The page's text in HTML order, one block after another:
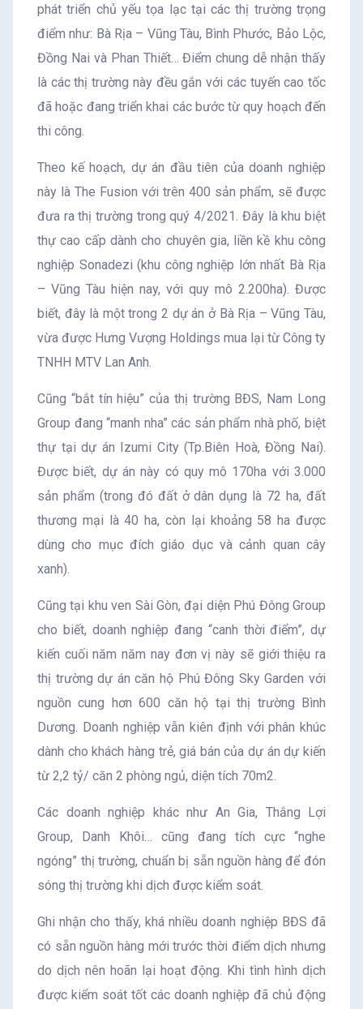
phát triển chủ yếu tọa lạc tại các thị trường trọng
điểm như: Bà Rịa – Vũng Tàu, Bình Phước, Bảo Lộc,
Đồng Nai và Phan Thiết… Điểm chung dễ nhận thấy
là các thị trường này đều gắn với các tuyến cao tốc
đã hoặc đang triển khai các bước từ quy hoạch đến
thi công.
Theo kế hoạch, dự án đầu tiên của doanh nghiệp
này là The Fusion với trên 400 sản phẩm, sẽ được
đưa ra thị trường trong quý 4/2021. Đây là khu biệt
thự cao cấp dành cho chuyên gia, liền kề khu công
nghiệp Sonadezi (khu công nghiệp lớn nhất Bà Rịa
– Vũng Tàu hiện nay, với quy mô 2.200ha). Được
biết, đây là một trong 2 dự án ở Bà Rịa – Vũng Tàu,
vừa được Hưng Vượng Holdings mua lại từ Công ty
TNHH MTV Lan Anh.
Cũng “bắt tín hiệu” của thị trường BĐS, Nam Long
Group đang “manh nha” các sản phẩm nhà phố, biệt
thự tại dự án Izumi City (Tp.Biên Hoà, Đồng Nai).
Được biết, dự án này có quy mô 170ha với 3.000
sản phẩm (trong đó đất ở dân dụng là 72 ha, đất
thương mại là 40 ha, còn lại khoảng 58 ha được
dùng cho mục đích giáo dục và cảnh quan cây
xanh).
Cũng tại khu ven Sài Gòn, đại diện Phú Đông Group
cho biết, doanh nghiệp đang “canh thời điểm”, dự
kiến cuối năm năm nay đơn vị này sẽ giới thiệu ra
thị trường dự án căn hộ Phú Đông Sky Garden với
nguồn cung hơn 600 căn hộ tại thị trường Bình
Dương. Doanh nghiệp vẫn kiên định với phân khúc
dành cho khách hàng trẻ, giá bán của dự án dự kiến
từ 2,2 tỷ/ căn 2 phòng ngủ, diện tích 70m2.
Các doanh nghiệp khác như An Gia, Thắng Lợi
Group, Danh Khôi… cũng đang tích cực “nghe
ngóng” thị trường, chuẩn bị sẵn nguồn hàng để đón
sóng thị trường khi dịch được kiểm soát.
Ghi nhận cho thấy, khá nhiều doanh nghiệp BĐS đã
có sẵn nguồn hàng mới trước thời điểm dịch nhưng
do dịch nên hoãn lại hoạt động. Khi tình hình dịch
được kiểm soát tốt các doanh nghiệp đã chủ động